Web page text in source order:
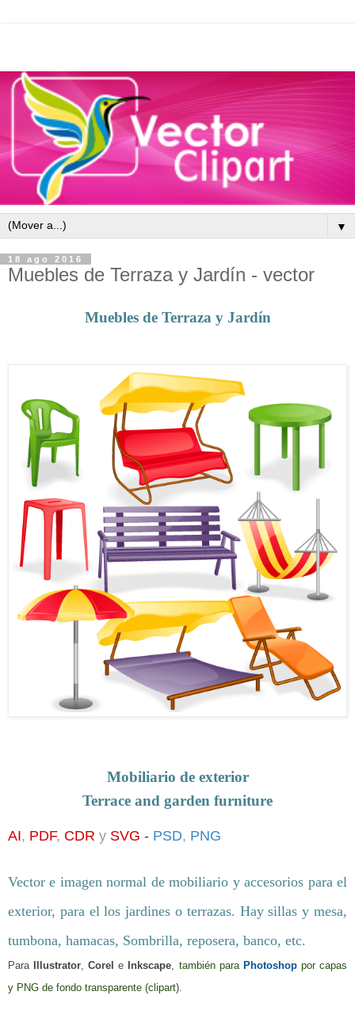
▼
18 ago 2016
Muebles de Terraza y Jardín - vector
Muebles de Terraza y Jardín
Mobiliario de exterior
Terrace and garden furniture
AI, PDF, CDR y SVG - PSD, PNG
Vector e imagen normal de mobiliario y accesorios para el
exterior, para el los jardines o terrazas. Hay sillas y mesa,
tumbona, hamacas, Sombrilla, reposera, banco, etc.
Para Illustrator ,Corel e Inkscape , también para Photoshoppor capas
y PNG de fondo transparente (clipart)